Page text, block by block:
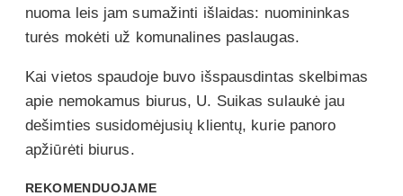
nuoma leis jam sumažinti išlaidas: nuomininkas
turės mokėti už komunalines paslaugas.
Kai vietos spaudoje buvo išspausdintas skelbimas
apie nemokamus biurus, U. Suikas sulaukė jau
dešimties susidomėjusių klientų, kurie panoro
apžiūrėti biurus.
REKOMENDUOJAME